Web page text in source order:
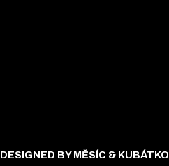
DESIGNED BY MĚSÍC & KUBÁTKO